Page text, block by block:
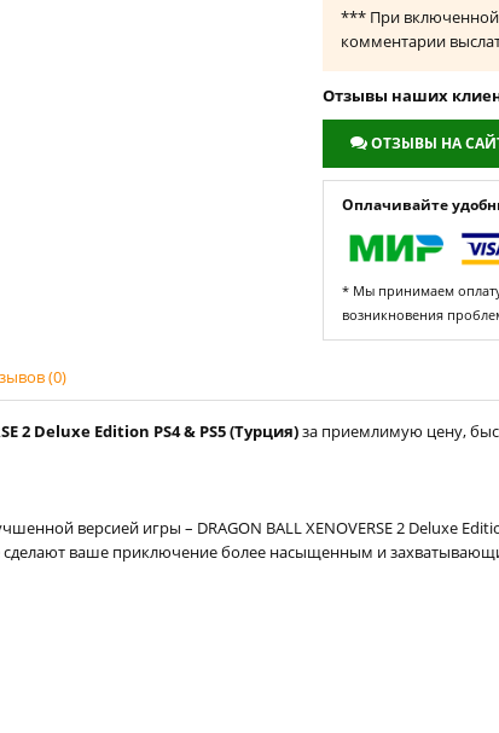
*** При включенной
комментарии
Отзывы наших
ОТЗЫВЫ НА
Оплачивайте
* Мы принимаем оплату
возникновения
(0)
2 Deluxe Edition PS4 & PS5 (Турция)за приемлимую цену,
версией игры – DRAGON BALL XENOVERSE 2 Deluxe
ваше приключение более насыщенным и